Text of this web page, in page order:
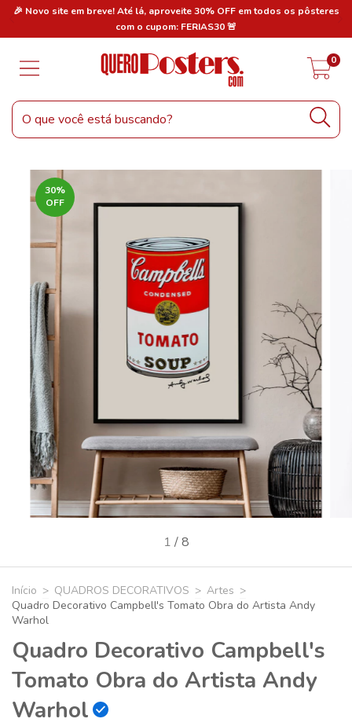
🎉 Novo site em breve! Até lá, aproveite 30% OFF em todos os pôsteres
com o cupom: FERIAS30 🚨
0
30%
OFF
1 /8
Início > QUADROS DECORATIVOS > Artes >
Quadro Decorativo Campbell's Tomato Obra do Artista Andy
Warhol
Quadro Decorativo Campbell's
Tomato Obra do Artista Andy
Warhol